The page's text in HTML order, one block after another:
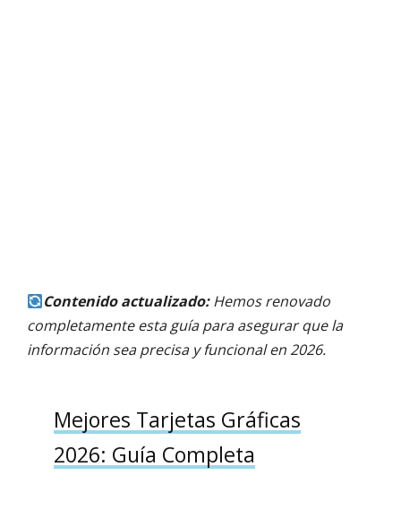
Contenido actualizado:Hemos renovado
completamente esta guía para asegurar que la
información sea precisa y funcional en 2026.
Mejores Tarjetas Gráficas
2026: Guía Completa